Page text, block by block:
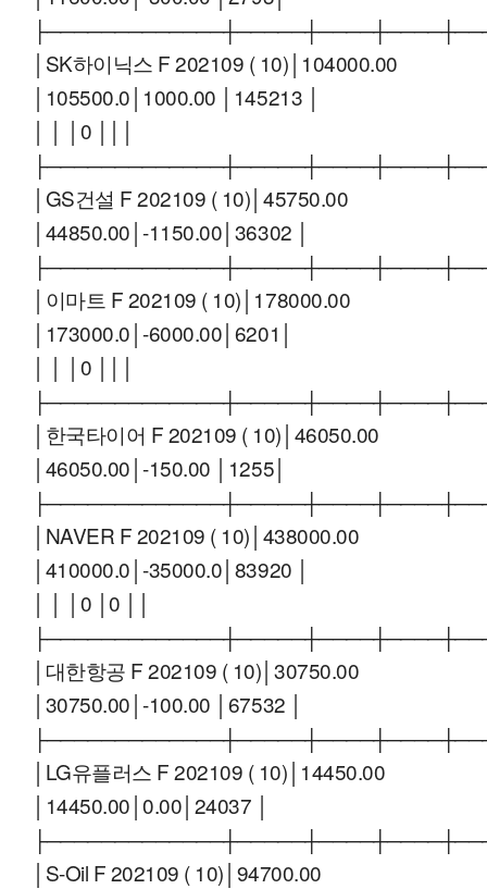
│SK하이닉스 F 202109 ( 10)│104000.00
│105500.0│1000.00 │145213 │
│ │ │0 │││
│GS건설 F 202109 ( 10)│45750.00
│44850.00│-1150.00│36302 │
│이마트 F 202109 ( 10)│178000.00
│173000.0│-6000.00│6201│
│ │ │0 │││
│한국타이어 F 202109 ( 10)│46050.00
│46050.00│-150.00 │1255│
│NAVER F 202109 ( 10)│438000.00
│410000.0│-35000.0│83920 │
│ │ │0 │0 ││
│대한항공 F 202109 ( 10)│30750.00
│30750.00│-100.00 │67532 │
│LG유플러스 F 202109 ( 10)│14450.00
│14450.00│0.00│24037 │
│S-Oil F 202109 ( 10)│94700.00